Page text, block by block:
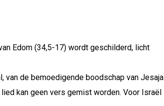
Edom (34,5-17) wordt geschilderd, licht
de bemoedigende boodschap van Jesaja
kan geen vers gemist worden. Voor Israël